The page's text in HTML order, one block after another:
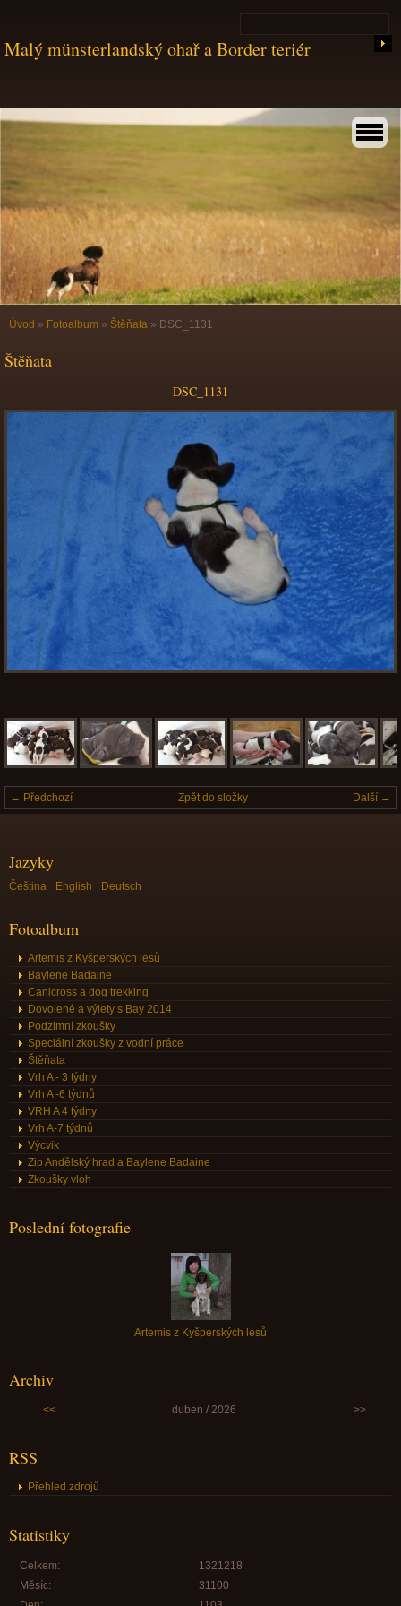
Malý münsterlandský ohař a Border teriér
Úvod » Fotoalbum » Štěňata » DSC_1131
Štěňata
DSC_1131
← Předchozí Další →
Zpět do složky
Jazyky
Čeština English Deutsch
Fotoalbum
Artemis z Kyšperských lesů
Baylene Badaine
Canicross a dog trekking
Dovolené a výlety s Bay 2014
Podzimní zkoušky
Speciální zkoušky z vodní práce
Štěňata
Vrh A - 3 týdny
Vrh A -6 týdnů
VRH A 4 týdny
Vrh A-7 týdnů
Výcvik
Zip Andělský hrad a Baylene Badaine
Zkoušky vloh
Poslední fotografie
Artemis z Kyšperských lesů
Archiv
<< duben / 2026 >>
RSS
Přehled zdrojů
Statistiky
Celkem:
1321218
Měsíc:
31100